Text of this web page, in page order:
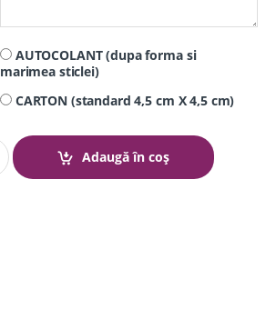
AUTOCOLANT (dupa forma si
marimea sticlei)
CARTON (standard 4,5 cm X 4,5 cm)
Adaugă în coș